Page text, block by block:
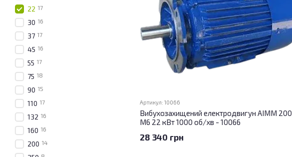
Артикул: 10066
Вибухозахищений електродвигун АІММ 200
М6 22 кВт 1000 об/хв - 10066
28 340 грн
22 17
30 16
37 17
45 16
55 17
75 18
90 15
110 17
132 16
160 16
200 14